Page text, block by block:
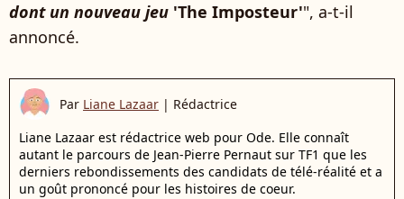
dont un nouveau jeu 'The Imposteur'", a-t-il
annoncé.
Par Liane Lazaar | Rédactrice
Liane Lazaar est rédactrice web pour Ode. Elle connaît
autant le parcours de Jean-Pierre Pernaut sur TF1 que les
derniers rebondissements des candidats de télé-réalité et a
un goût prononcé pour les histoires de coeur.